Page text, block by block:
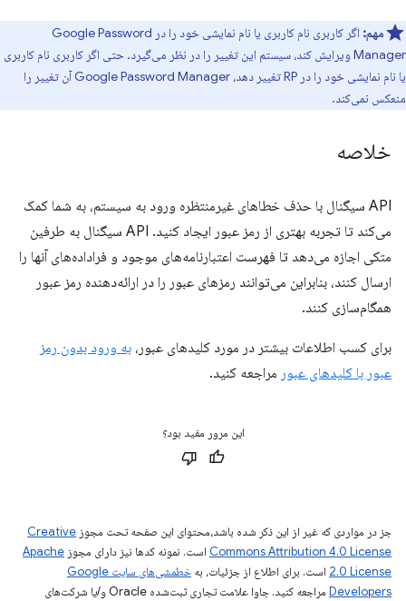
مهم:
اگر کاربری نام کاربری یا نام نمایشی خود را در Google Password
Manager ویرایش کند، سیستم این تغییر را در نظر می‌گیرد. حتی اگر کاربری نام کاربری
یا نام نمایشی خود را در RP تغییر دهد، Google Password Manager آن تغییر را
منعکس نمی‌کند.
خلاصه
API سیگنال با حذف خطاهای غیرمنتظره ورود به سیستم، به شما کمک
می‌کند تا تجربه بهتری از رمز عبور ایجاد کنید. API سیگنال به طرفین
متکی اجازه می‌دهد تا فهرست اعتبارنامه‌های موجود و فراداده‌های آنها را
ارسال کنند، بنابراین می‌توانند رمزهای عبور را در ارائه‌دهنده رمز عبور
همگام‌سازی کنند.
برای کسب اطلاعات بیشتر در مورد کلیدهای عبور، به ورود بدون رمز
عبور با کلیدهای عبور مراجعه کنید.
این مرور مفید بود؟
جز در مواردی که غیر از این ذکر شده باشد،‌محتوای این صفحه تحت مجوز Creative
Commons Attribution 4.0 License است. نمونه کدها نیز دارای مجوز Apache
2.0 License است. برای اطلاع از جزئیات، به
خطمشی‌های سایت Google
Developers‏
مراجعه کنید. جاوا علامت تجاری ثبت‌شده Oracle و/یا شرکت‌های